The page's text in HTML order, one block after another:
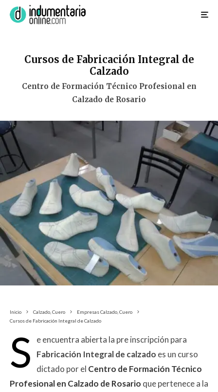
Cursos de Fabricación Integral de
Calzado
Centro de Formación Técnico Profesional en
Calzado de Rosario
Inicio Calzado, Cuero
Empresas Calzado, Cuero
Cursos de Fabricación Integral de Calzado
S
e encuentra abierta la pre inscripción para
Fabricación Integral de calzado es un curso
dictado por el Centro de Formación Técnico
Profesional en Calzado de Rosario que pertenece a la